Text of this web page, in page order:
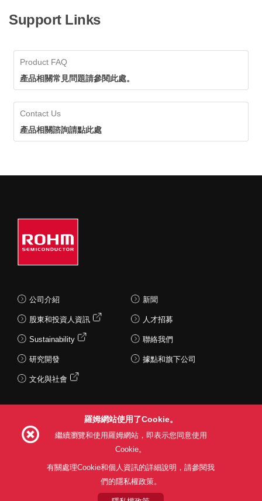
Support Links
Product FAQ
產品相關常見問題請參閱此處。
Contact Us
產品相關諮詢請點此處
公司介紹
股東和投資人資訊
Sustainability
研究開發
文化與社會
新聞
人才招募
聯絡我們
據點和旗下公司
利用目的 隱私權政策
羅姆網站使用了Cookie。
繼續瀏覽和使用羅姆網站，即表示您同意使用
Cookie。
有關處理Cookie和個人資訊的詳細說明，請參閱我
們的隱私權政策。